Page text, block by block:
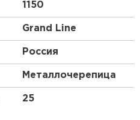
1150
Grand Line
Россия
Металлочерепица
25